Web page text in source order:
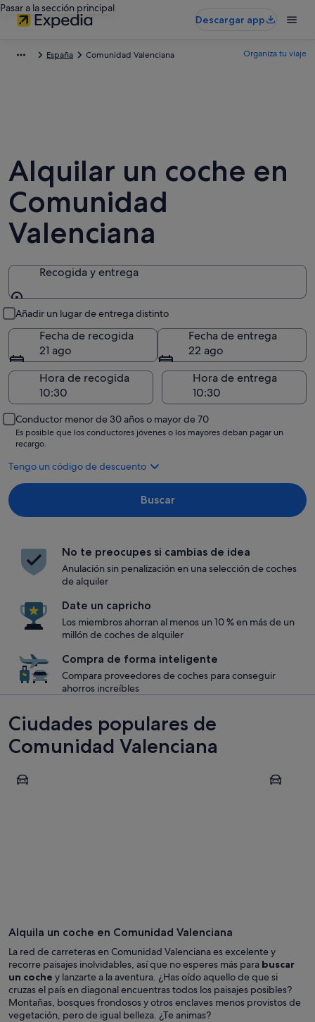
Pasar a la sección principal
Descargar app
España Comunidad Valenciana Organiza tu viaje
Alquilar un coche en
Comunidad
Valenciana
Recogida y entrega
Añadir un lugar de entrega distinto
Fecha de recogida
21 ago
Fecha de entrega
22 ago
Hora de recogida
Hora de entrega
Conductor menor de 30 años o mayor de 70
Es posible que los conductores jóvenes o los mayores deban pagar un
recargo.
Tengo un código de descuento
Buscar
No te preocupes si cambias de idea
Anulación sin penalización en una selección de coches
de alquiler
Date un capricho
Los miembros ahorran al menos un 10 % en más de un
millón de coches de alquiler
Compra de forma inteligente
Compara proveedores de coches para conseguir
ahorros increíbles
Ciudades populares de
Comunidad Valenciana
Valencia Alicante
Alquila un coche en Comunidad Valenciana
La red de carreteras en Comunidad Valenciana es excelente y
recorre paisajes inolvidables, así que no esperes más para buscar
un coche y lanzarte a la aventura. ¿Has oído aquello de que si
cruzas el país en diagonal encuentras todos los paisajes posibles?
Montañas, bosques frondosos y otros enclaves menos provistos de
vegetación, pero de igual belleza. ¿Te animas?